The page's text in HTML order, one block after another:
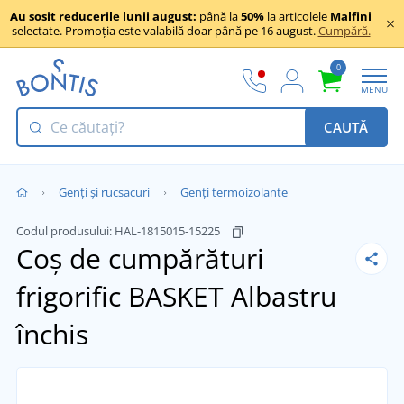
Au sosit reducerile lunii august: până la50% la articolele Malfini
selectate. Promoția este valabilă doar până pe 16 august.Cumpără.
0
MENU
CAUTĂ
Genți și rucsacuri Genți termoizolante
Codul produsului: HAL-1815015-15225
Coș de cumpărături
frigorific BASKETAlbastru
închis